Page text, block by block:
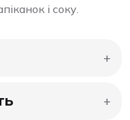
і соку.
+
+